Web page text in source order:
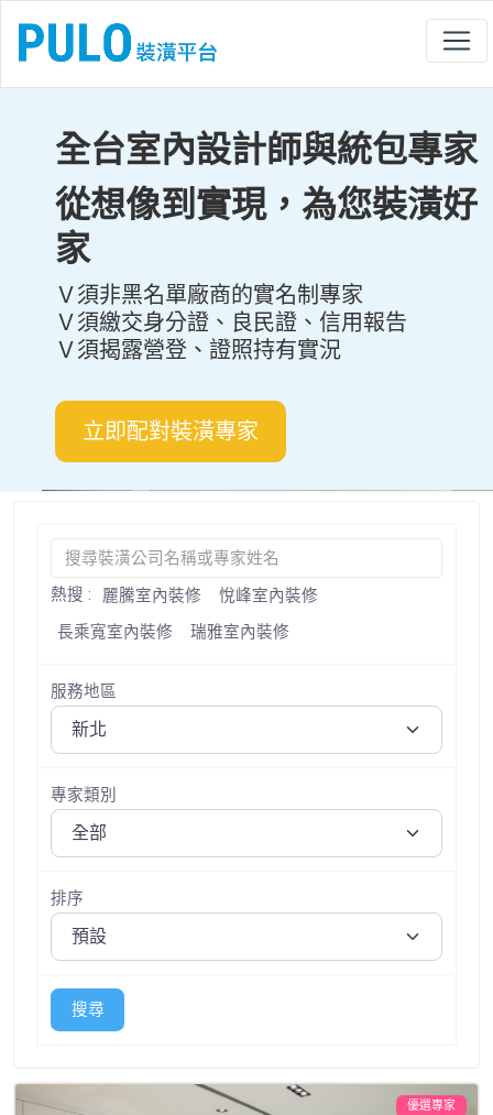
全台室內設計師與統包專家
從想像到實現，為您裝潢好
家
Ｖ須非黑名單廠商的實名制專家
Ｖ須繳交身分證、良民證、信用報告
Ｖ須揭露營登、證照持有實況
立即配對裝潢專家
熱搜 : 麗騰室內裝修
悅峰室內裝修
長乘寬室內裝修
瑞雅室內裝修
服務地區
專家類別
排序
搜尋
優選專家